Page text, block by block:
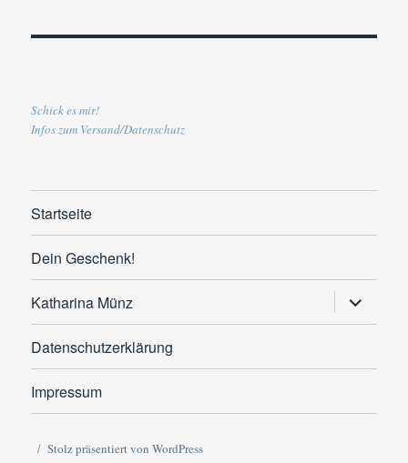
Schick es mir!
Infos zum Versand/Datenschutz
Startseite
Dein Geschenk!
Katharina Münz
anzeigen
Datenschutzerklärung
Impressum
Stolz präsentiert von WordPress